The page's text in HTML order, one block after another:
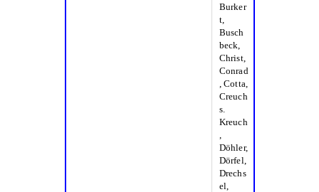
Burker
t,
Busch
beck,
Christ,
Conrad
, Cotta,
Creuch
s.
Kreuch
Döhler,
Dörfel,
Drechs
el,